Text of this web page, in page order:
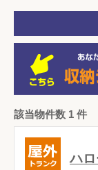
該当物件数 1 件
ハ